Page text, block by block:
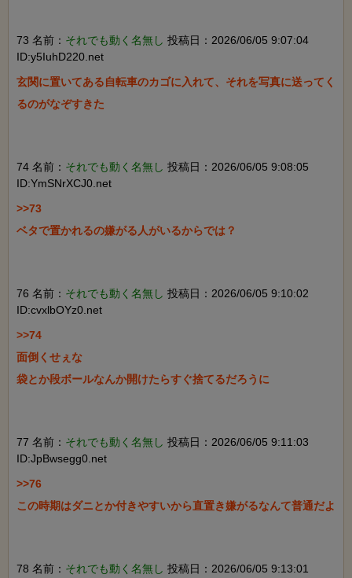
73 名前： それでも動く名無し 投稿日：2026/06/05 9:07:04
ID:y5IuhD220.net
玄関に置いてある自転車のカゴに入れて、それを写真に送ってく
るのがなぞすきた
74 名前： それでも動く名無し 投稿日：2026/06/05 9:08:05
ID:YmSNrXCJ0.net
>>73
ベタで置かれるの嫌がる人がいるからでは？
76 名前： それでも動く名無し 投稿日：2026/06/05 9:10:02
ID:cvxlbOYz0.net
>>74
面倒くせぇな
袋とか段ボールなんか開けたらすぐ捨てるだろうに
77 名前： それでも動く名無し 投稿日：2026/06/05 9:11:03
ID:JpBwsegg0.net
>>76
この時期はダニとか付きやすいから直置き嫌がるなんて普通だよ
78 名前： それでも動く名無し 投稿日：2026/06/05 9:13:01